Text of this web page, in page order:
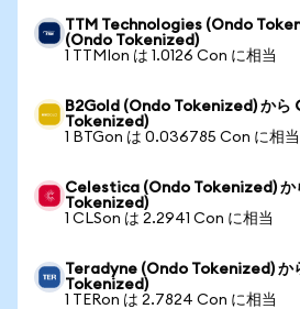
TTM Technologies (Ondo
(Ondo Tokenized)
1 TTMIon は 1.0126 Con に相当
B2Gold (Ondo Tokenized) か
Tokenized)
1 BTGon は 0.036785 Con に相当
Celestica (Ondo Tokenized)
Tokenized)
1 CLSon は 2.2941 Con に相当
Teradyne (Ondo Tokenized)
Tokenized)
1 TERon は 2.7824 Con に相当